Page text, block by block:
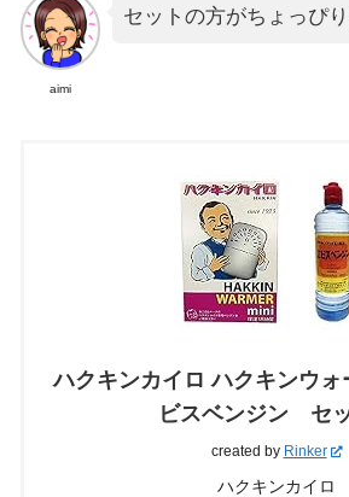
aimi
セットの方がちょっぴ
ハクキンカイロ ハクキンウ
ビスベンジン セ
created by Rinker
ハクキンカイロ